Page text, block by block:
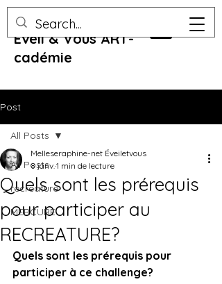
Eveil & Vous ART-
cadémie
Post
All Posts
recreature
MERCURE
All Posts
Quels sont les prérequis
pour participer au
RECREATURE?
Melleseraphine-net Éveiletvous
8 janv. 1 min de lecture
Quels sont les prérequis pour
participer à ce challenge?